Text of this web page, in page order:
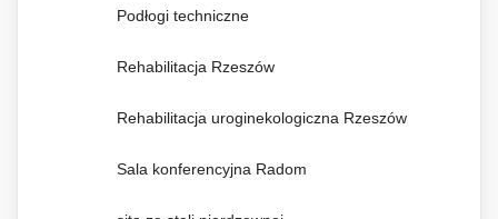
Podłogi techniczne
Rehabilitacja Rzeszów
Rehabilitacja uroginekologiczna Rzeszów
Sala konferencyjna Radom